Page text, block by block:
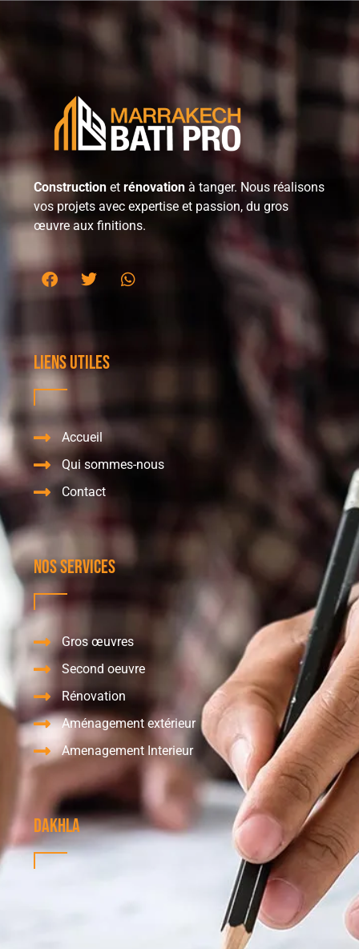
Construction et rénovation à tanger. Nous réalisons
vos projets avec expertise et passion, du gros
œuvre aux finitions.
Liens utiles
Accueil
Qui sommes-nous
Contact
Nos services
Gros œuvres
Second oeuvre
Rénovation
Aménagement extérieur
Amenagement Interieur
dakhla